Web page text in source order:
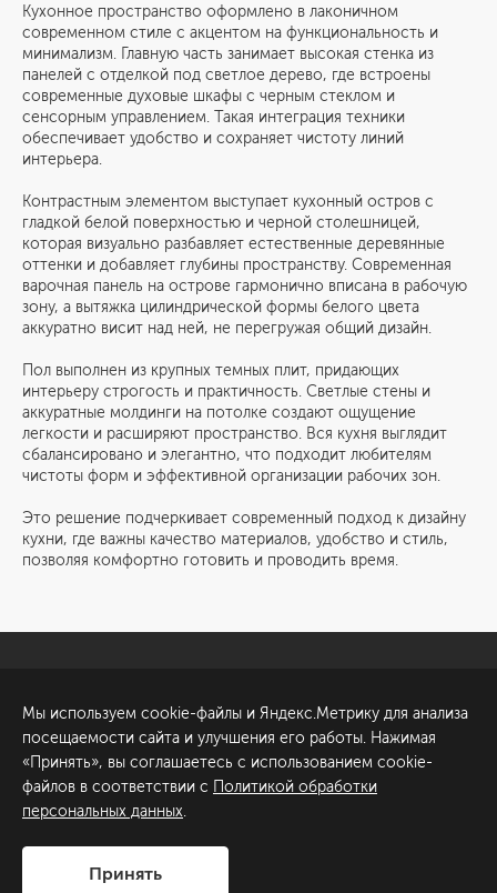
Кухонное пространство оформлено в лаконичном
современном стиле с акцентом на функциональность и
минимализм. Главную часть занимает высокая стенка из
панелей с отделкой под светлое дерево, где встроены
современные духовые шкафы с черным стеклом и
сенсорным управлением. Такая интеграция техники
обеспечивает удобство и сохраняет чистоту линий
интерьера.
Контрастным элементом выступает кухонный остров с
гладкой белой поверхностью и черной столешницей,
которая визуально разбавляет естественные деревянные
оттенки и добавляет глубины пространству. Современная
варочная панель на острове гармонично вписана в рабочую
зону, а вытяжка цилиндрической формы белого цвета
аккуратно висит над ней, не перегружая общий дизайн.
Пол выполнен из крупных темных плит, придающих
интерьеру строгость и практичность. Светлые стены и
аккуратные молдинги на потолке создают ощущение
легкости и расширяют пространство. Вся кухня выглядит
сбалансировано и элегантно, что подходит любителям
чистоты форм и эффективной организации рабочих зон.
Это решение подчеркивает современный подход к дизайну
кухни, где важны качество материалов, удобство и стиль,
позволяя комфортно готовить и проводить время.
Обсудить проект
ул. Академика Павлова, 6
к1
+7 (812) 200-95-55
Сделано в
Мы используем cookie-файлы и Яндекс.Метрику для анализа
посещаемости сайта и улучшения его работы. Нажимая
«Принять», вы соглашаетесь с использованием cookie-
файлов в соответствии с Политикой обработки
персональных данных.
Принять